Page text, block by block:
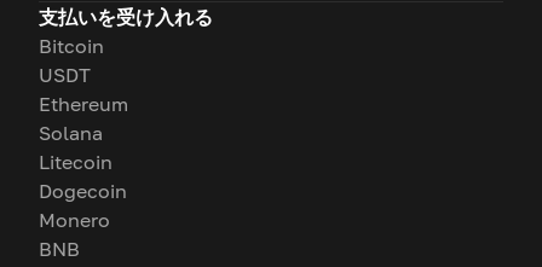
支払いを受け入れる
Bitcoin
USDT
Ethereum
Solana
Litecoin
Dogecoin
Monero
BNB